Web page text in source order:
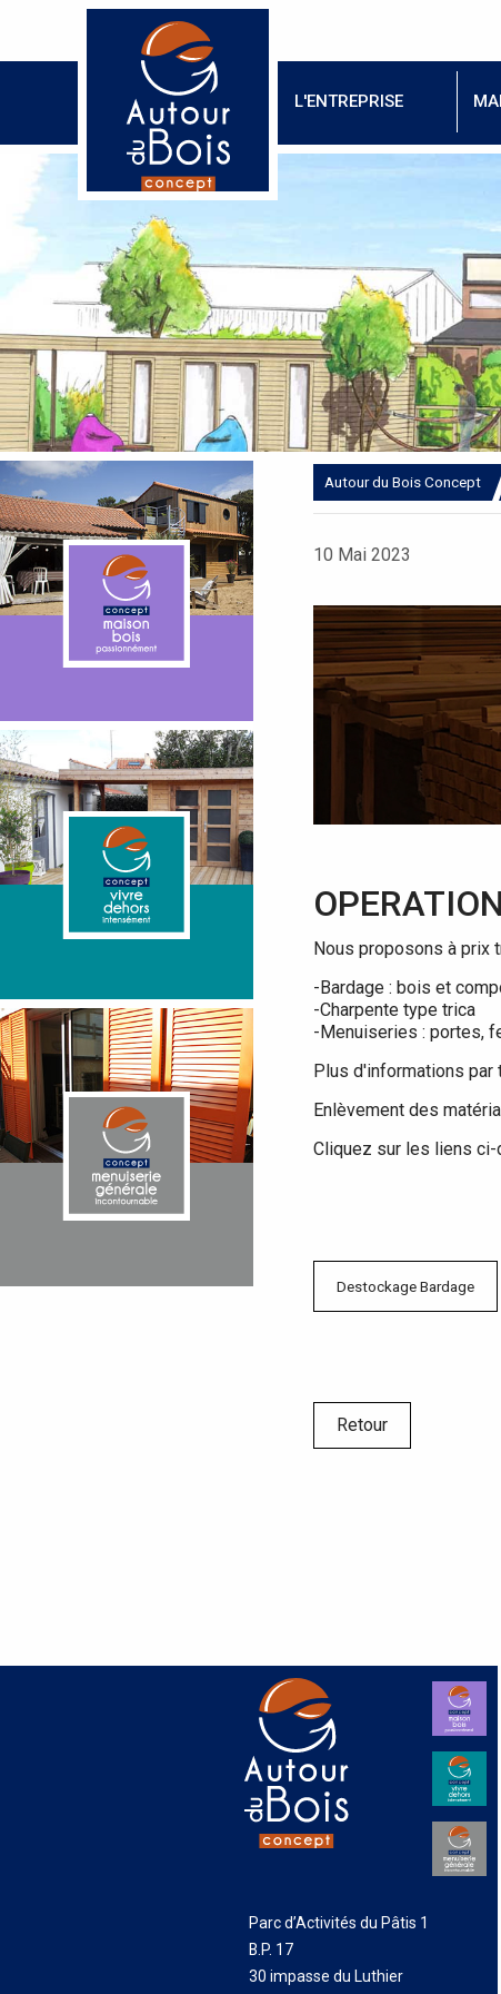
L'ENTREPRISE
Autour du Bois Concept
10 Mai 2023
Nous proposons à prix
-Bardage : bois et
-Charpente type trica
-Menuiseries : portes,
Plus d'informations par
Enlèvement des
Cliquez sur les liens
Destockage Bardage
Retour
Parc d’Activités du Pâtis 1
B.P. 17
30 impasse du Luthier